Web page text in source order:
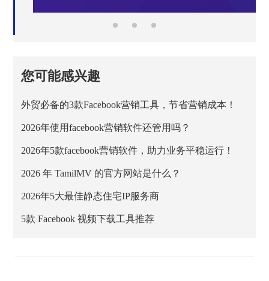
您可能感兴趣
外贸必备的3款Facebook营销工具，节省营销成本！
2026年使用facebook营销软件还管用吗？
2026年5款facebook营销软件，助力业务平稳运行！
2026 年 TamilMV 的官方网站是什么？
2026年5大最佳静态住宅IP服务商
5款 Facebook 视频下载工具推荐